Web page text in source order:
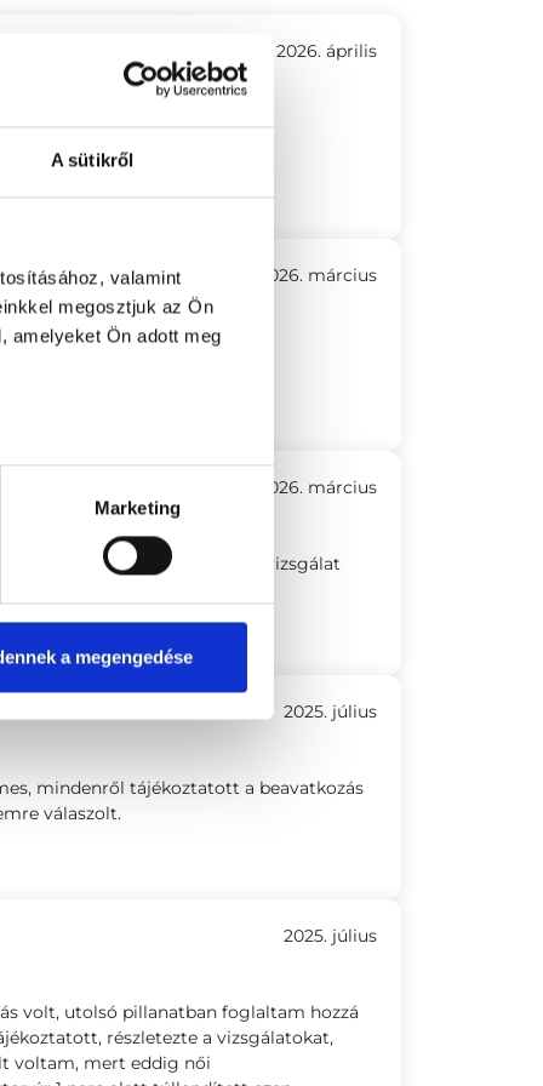
A sütikről
valamint
megosztjuk az Ön
amelyeket Ön adott meg
Marketing
a megengedése
2026. április
mindent és válaszolt a
2026. március
Kiváló orvos!
2026. március
kérdezett, magyarázott, a vizsgálat
2025. július
mindenről tájékoztatott a beavatkozás
válaszolt.
2025. július
volt, utolsó pillanatban foglaltam hozzá
részletezte a vizsgálatokat,
voltam, mert eddig női